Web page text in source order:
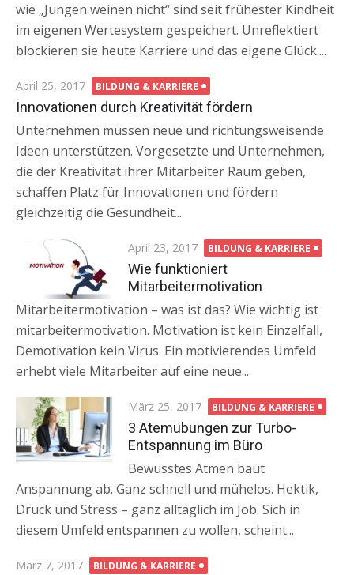
wie „Jungen weinen nicht“ sind seit frühester Kindheit
im eigenen Wertesystem gespeichert. Unreflektiert
blockieren sie heute Karriere und das eigene Glück....
Posted
on
April 25, 2017 BILDUNG & KARRIERE
Innovationen durch Kreativität fördern
Unternehmen müssen neue und richtungsweisende
Ideen unterstützen. Vorgesetzte und Unternehmen,
die der Kreativität ihrer Mitarbeiter Raum geben,
schaffen Platz für Innovationen und fördern
gleichzeitig die Gesundheit...
Posted
on
April 23, 2017 BILDUNG & KARRIERE
Wie funktioniert
Mitarbeitermotivation
Mitarbeitermotivation – was ist das? Wie wichtig ist
mitarbeitermotivation. Motivation ist kein Einzelfall,
Demotivation kein Virus. Ein motivierendes Umfeld
erhebt viele Mitarbeiter auf eine neue...
Posted
on
März 25, 2017 BILDUNG & KARRIERE
3 Atemübungen zur Turbo-
Entspannung im Büro
Bewusstes Atmen baut
Anspannung ab. Ganz schnell und mühelos. Hektik,
Druck und Stress – ganz alltäglich im Job. Sich in
diesem Umfeld entspannen zu wollen, scheint...
Posted
März 7, 2017 BILDUNG & KARRIERE